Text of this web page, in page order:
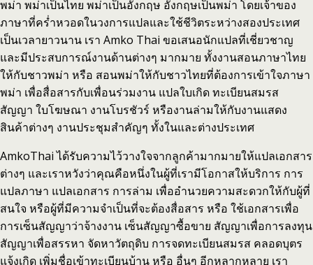
พม่า พม่าเป็นไทย พม่าเป็นอังกฤษ อังกฤษเป็นพม่า โดยเจ้าของ
ภาษาที่คร่ำหวอดในวงการแปลและใช้ชีวิตระหว่างสองประเทศ
เป็นเวลายาวนาน เรา Amko Thai ขอเสนอนักแปลที่เชี่ยวชาญ
และมีประสบการณ์งานด้านต่างๆ มากมาย ทั้งงานสอนภาษาไทย
ให้กับชาวพม่า หรือ สอนพม่าให้กับชาวไทยที่ต้องการเข้าใจภาษา
พม่า เพื่อสื่อสารกับเพื่อนร่วมงาน แปลใบเกิด ทะเบียนสมรส
สัญญา ใบโฆษณา งานโบรชัวร์ หรืองานล่ามให้กับงานแสดง
สินค้าต่างๆ งานประชุมสำคัญๆ ทั้งในและต่างประเทศ
AmkoThai ได้รับความไว้วางใจจากลูกค้ามากมายให้แปลเอกสาร
ต่างๆ และเราหวังว่าคุณคือหนึ่งในผู้ที่เรามีโอกาสให้บริการ การ
แปลภาษา แปลเอกสาร การล่าม เพื่ออำนวยความสะดวกให้กับผู้ที่
สนใจ หรือผู้ที่มีความจำเป็นที่จะต้องสื่อสาร หรือ ใช้เอกสารเพื่อ
การเซ็นสัญญาว่าจ้างงาน เซ็นสัญญาซื้อขาย สัญญาเพื่อการลงทุน
สัญญาเพื่อสรรหา จัดหาวัตถุดิบ การจดทะเบียนสมรส คลอดบุตร
แจ้งเกิด เพิ่มชื่อเข้าทะเบียนบ้าน หรือ อื่นๆ อีกหลากหลาย เรา